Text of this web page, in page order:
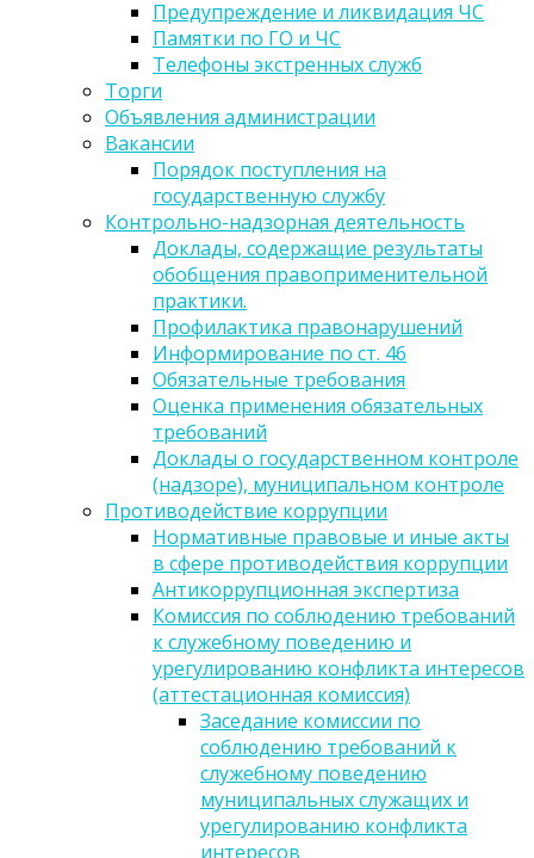
Предупреждение и ликвидация ЧС
Памятки по ГО и ЧС
Телефоны экстренных служб
Торги
Объявления администрации
Вакансии
Порядок поступления на
государственную службу
Контрольно-надзорная деятельность
Доклады, содержащие результаты
обобщения правоприменительной
практики.
Профилактика правонарушений
Информирование по ст. 46
Обязательные требования
Оценка применения обязательных
требований
Доклады о государственном контроле
(надзоре), муниципальном контроле
Противодействие коррупции
Нормативные правовые и иные акты
в сфере противодействия коррупции
Антикоррупционная экспертиза
Комиссия по соблюдению требований
к служебному поведению и
урегулированию конфликта интересов
(аттестационная комиссия)
Заседание комиссии по
соблюдению требований к
служебному поведению
муниципальных служащих и
урегулированию конфликта
интересов